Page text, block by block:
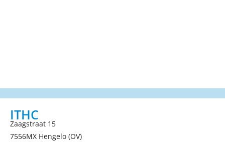
ITHC
Zaagstraat 15
7556MX Hengelo (OV)